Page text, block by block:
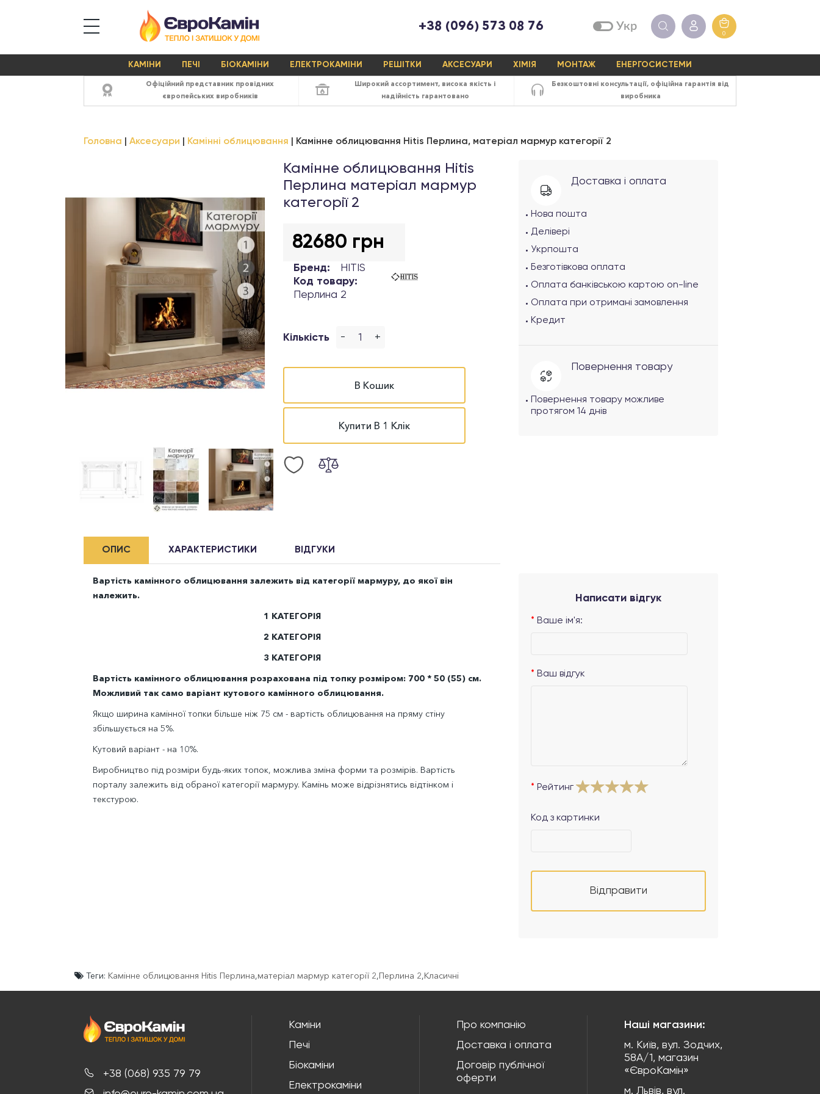
+38 (096) 573 08 76 Укр
0
КАМІНИ ПЕЧІ БІОКАМІНИ ЕЛЕКТРОКАМІНИ РЕШІТКИ АКСЕСУАРИ ХІМІЯ МОНТАЖ ЕНЕРГОСИСТЕМИ
Офіційний представник провідних
європейських виробників
Широкий ассортимент, висока якість і
надійність гарантовано
Безкоштовні консультації, офіційна гарантія від
виробника
Головна Аксесуари Камінні облицювання Камінне облицювання Hitis Перлина, матеріал мармур категорії 2
Камінне облицювання Hitis
Перлина матеріал мармур
категорії 2
82680 грн
Бренд:
HITIS
Код товару:
Перлина 2
Кількість - +
В Кошик
Купити В 1 Клік
Доставка і оплата
Нова пошта
Делівері
Укрпошта
Безготівкова оплата
Оплата банківською картою on-line
Оплата при отримані замовлення
Кредит
Повернення товару
Повернення товару можливе
протягом 14 днів
ОПИС ХАРАКТЕРИСТИКИ ВІДГУКИ
Вартість камінного облицювання залежить від категорії мармуру, до якої він
належить.
1 КАТЕГОРІЯ
2 КАТЕГОРІЯ
3 КАТЕГОРІЯ
Вартість камінного облицювання розрахована під топку розміром: 700 * 50 (55) см.
Можливий так само варіант кутового камінного облицювання.
Якщо ширина камінної топки більше ніж 75 см - вартість облицювання на пряму стіну
збільшується на 5%.
Кутовий варіант - на 10%.
Виробництво під розміри будь-яких топок, можлива зміна форми та розмірів. Вартість
порталу залежить від обраної категорії мармуру. Камінь може відрізнятись відтінком і
текстурою.
Написати відгук
Ваше ім'я:
Ваш відгук
Рейтинг
Код з картинки
Відправити
Теги: Камінне облицювання Hitis Перлина,матеріал мармур категорії 2,Перлина 2,Класичні
+38 (068) 935 79 79
Каміни
Печі
Біокаміни
Електрокаміни
Про компанію
Доставка і оплата
Договір публічної
оферти
Наші магазини:
м. Київ, вул. Зодчих,
58А/1, магазин
«ЄвроКамін»
м. Львів, вул.